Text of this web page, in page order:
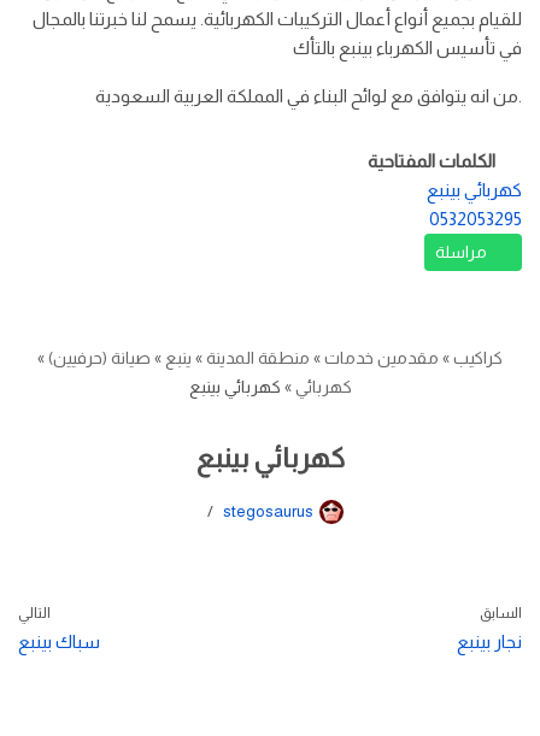
للقيام بجميع أنواع أعمال التركيبات الكهربائية. يسمح لنا خبرتنا بالمجال
في تأسيس الكهرباء بينبع بالتأك
الكلمات المفتاحية
كهربائي بينبع
0532053295
مراسلة
كراكيب» مقدمين خدمات» منطقة المدينة» ينبع » صيانة (حرفيين)»
كهربائي» كهربائي بينبع
كهربائي بينبع
stegosaurus
السابق
نجار بينبع
التالي
سباك بينبع